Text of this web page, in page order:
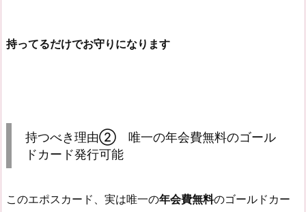
持ってるだけでお守りになります
持つべき理由② 唯一の年会費無料のゴール
ドカード発行可能
このエポスカード、実は唯一の年会費無料のゴールドカー